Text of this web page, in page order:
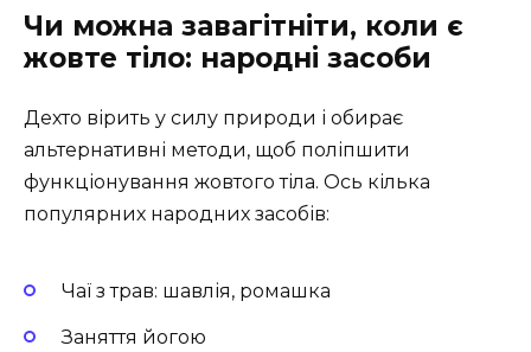
Чи можна завагітніти, коли є
жовте тіло: народні засоби
Дехто вірить у силу природи і обирає
альтернативні методи, щоб поліпшити
функціонування жовтого тіла. Ось кілька
популярних народних засобів:
Чаї з трав: шавлія, ромашка
Заняття йогою